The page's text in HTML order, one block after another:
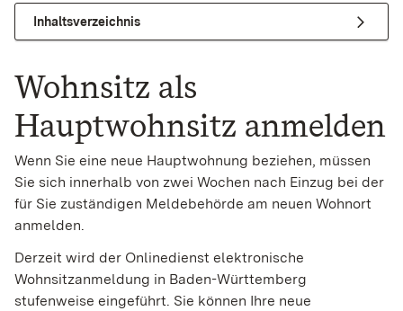
Inhaltsverzeichnis
Wohnsitz als
Hauptwohnsitz anmelden
Wenn Sie eine neue Hauptwohnung beziehen, müssen
Sie sich innerhalb von zwei Wochen nach Einzug bei der
für Sie zuständigen Meldebehörde am neuen Wohnort
anmelden.
Derzeit wird der Onlinedienst elektronische
Wohnsitzanmeldung in Baden-Württemberg
stufenweise eingeführt. Sie können Ihre neue